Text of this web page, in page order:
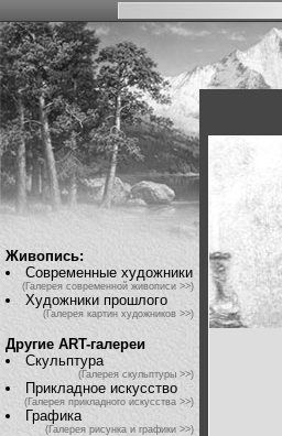
Живопись:
Современные художники
(Галерея современной живописи >>)
Художники прошлого
(Галерея картин художников >>)
Другие ART-галереи
Скульптура
(Галерея скульптуры >>)
Прикладное искусство
(Галерея прикладного искусства >>)
Графика
(Галерея рисунка и графики >>)